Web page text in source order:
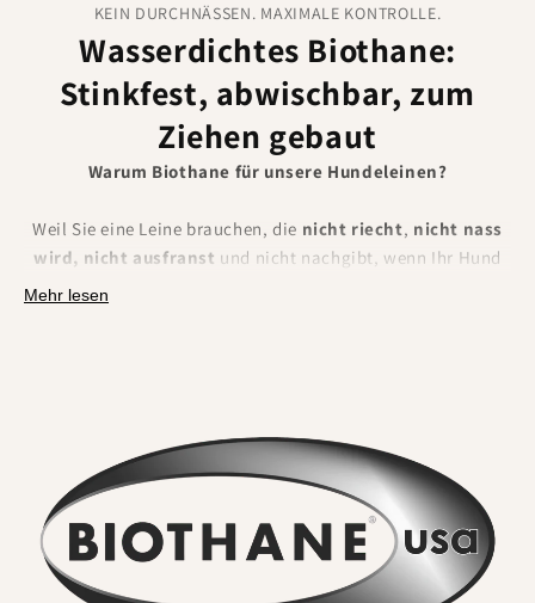
KEIN DURCHNÄSSEN. MAXIMALE KONTROLLE.
Wasserdichtes Biothane:
Stinkfest, abwischbar, zum
Ziehen gebaut
Warum Biothane für unsere Hundeleinen?
Weil Sie eine Leine brauchen, die nicht riecht, nicht nass
wird, nicht ausfranst und nicht nachgibt, wenn Ihr Hund
wirklich zieht. BioThane ist ein Polyestergewebe, das mit
Was Sie spüren und bemerken werden:
Kein anhaltender Geruch
. Flusswasser, Schlamm und
Stadtschmutz lassen sich einfach abwaschen. Gerüche
Mehr lesen